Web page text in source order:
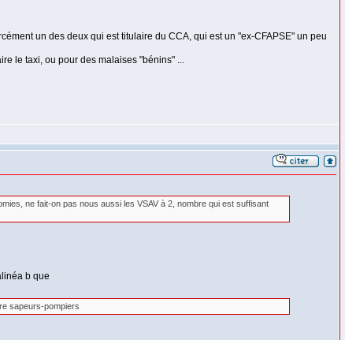
un des deux qui est titulaire du CCA, qui est un "ex-CFAPSE" un peu
le taxi, ou pour des malaises "bénins" ...
ne fait-on pas nous aussi les VSAV à 2, nombre qui est suffisant
b que
sapeurs-pompiers